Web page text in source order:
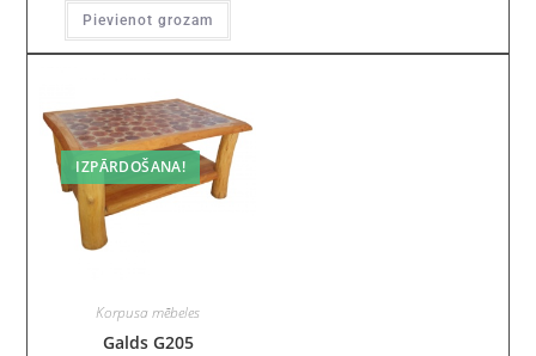
Pievienot grozam
IZPĀRDOŠANA!
Korpusa mēbeles
Galds G205